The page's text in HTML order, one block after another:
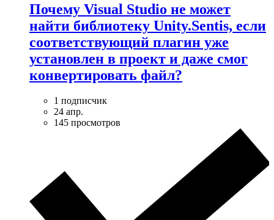
Почему Visual Studio не может
найти библиотеку Unity.Sentis, если
соответствующий плагин уже
установлен в проект и даже смог
конвертировать файл?
1 подписчик
24 апр.
145 просмотров